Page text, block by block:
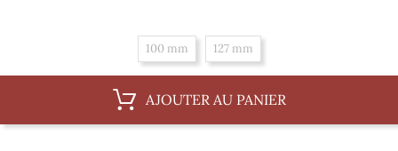
100 mm 127 mm
AJOUTER AU PANIER